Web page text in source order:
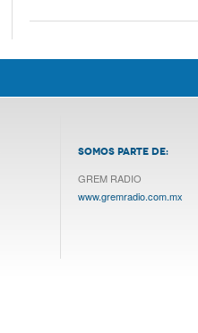
SOMOS PARTE DE:
GREM RADIO
www.gremradio.com.mx